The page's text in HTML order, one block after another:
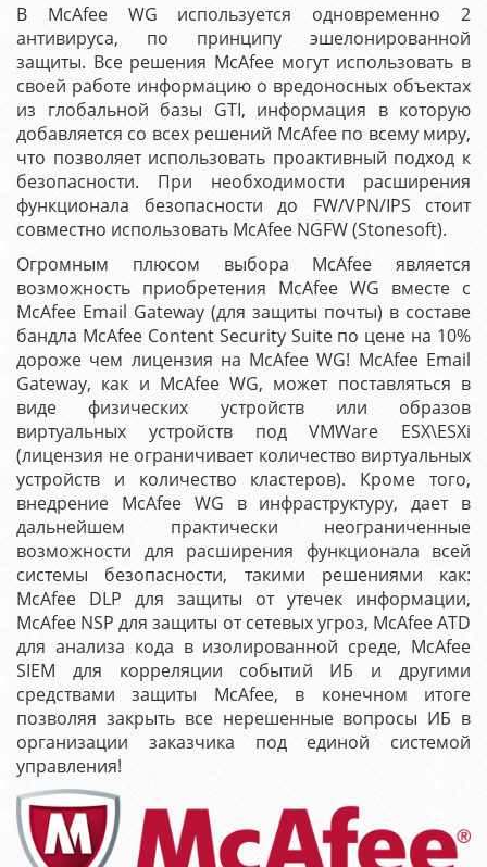
В McAfee WG используется одновременно 2
антивируса, по принципу эшелонированной
защиты. Все решения McAfee могут использовать в
своей работе информацию о вредоносных объектах
из глобальной базы GTI, информация в которую
добавляется со всех решений McAfee по всему миру,
что позволяет использовать проактивный подход к
безопасности. При необходимости расширения
функционала безопасности до FW/VPN/IPS стоит
совместно использовать McAfee NGFW (Stonesoft).
Огромным плюсом выбора McAfee является
возможность приобретения McAfee WG вместе с
McAfee Email Gateway (для защиты почты) в составе
бандла McAfee Content Security Suite по цене на 10%
дороже чем лицензия на McAfee WG! McAfee Email
Gateway, как и McAfee WG, может поставляться в
виде физических устройств или образов
виртуальных устройств под VMWare ESX\ESXi
(лицензия не ограничивает количество виртуальных
устройств и количество кластеров). Кроме того,
внедрение McAfee WG в инфраструктуру, дает в
дальнейшем практически неограниченные
возможности для расширения функционала всей
системы безопасности, такими решениями как:
McAfee DLP для защиты от утечек информации,
McAfee NSP для защиты от сетевых угроз, McAfee ATD
для анализа кода в изолированной среде, McAfee
SIEM для корреляции событий ИБ и другими
средствами защиты McAfee, в конечном итоге
позволяя закрыть все нерешенные вопросы ИБ в
организации заказчика под единой системой
управления!